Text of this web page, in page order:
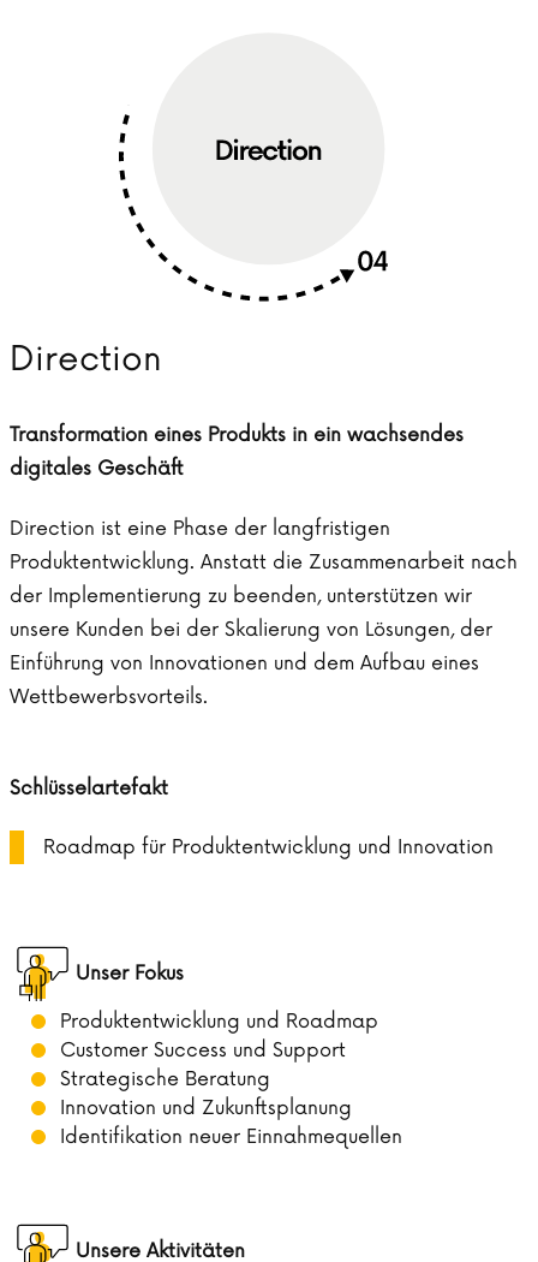
Direction
Transformation eines Produkts in ein wachsendes
digitales Geschäft
Direction ist eine Phase der langfristigen
Produktentwicklung. Anstatt die Zusammenarbeit nach
der Implementierung zu beenden, unterstützen wir
unsere Kunden bei der Skalierung von Lösungen, der
Einführung von Innovationen und dem Aufbau eines
Wettbewerbsvorteils.
Schlüsselartefakt
Roadmap für Produktentwicklung und Innovation
Unser Fokus
Produktentwicklung und Roadmap
Customer Success und Support
Strategische Beratung
Innovation und Zukunftsplanung
Identifikation neuer Einnahmequellen
Unsere Aktivitäten